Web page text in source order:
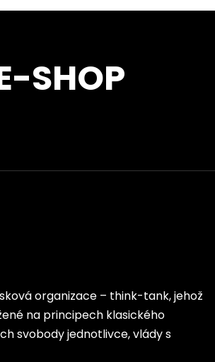
SHOP
organizace – think-tank, jehož
na principech klasického
svobody jednotlivce, vlády s